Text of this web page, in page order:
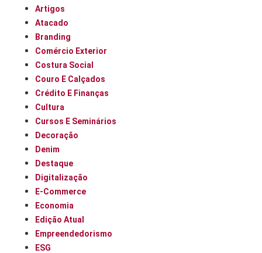
Artigos
Atacado
Branding
Comércio Exterior
Costura Social
Couro E Calçados
Crédito E Finanças
Cultura
Cursos E Seminários
Decoração
Denim
Destaque
Digitalização
E-Commerce
Economia
Edição Atual
Empreendedorismo
ESG